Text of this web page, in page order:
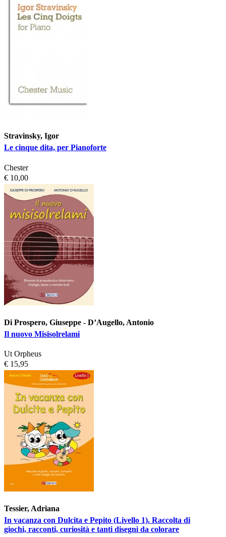
Stravinsky, Igor
Le cinque dita, per Pianoforte
Chester
€ 10,00
Di Prospero, Giuseppe - D’Augello, Antonio
Il nuovo Misisolrelami
Ut Orpheus
€ 15,95
Tessier, Adriana
In vacanza con Dulcita e Pepito (Livello 1). Raccolta di
giochi, racconti, curiosità e tanti disegni da colorare